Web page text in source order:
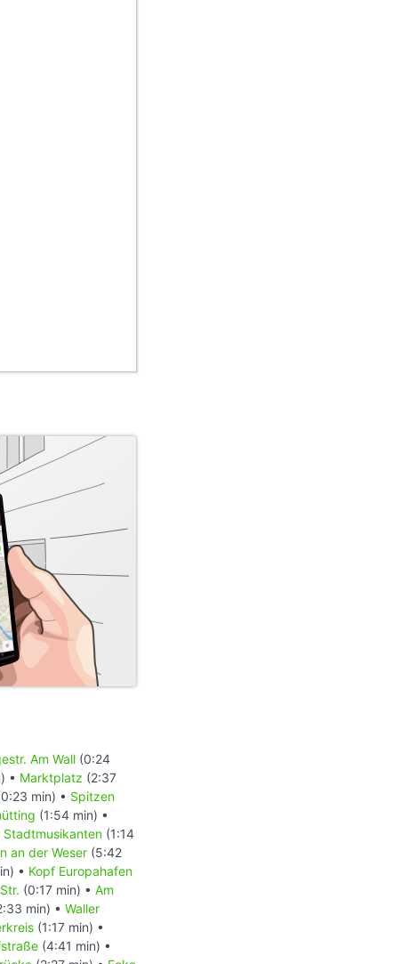
Am Wall (0:24
• Marktplatz (2:37
min) • Spitzen
(1:54 min) •
Stadtmusikanten (1:14
an der Weser (5:42
• Kopf Europahafen
(0:17 min) • Am
min) • Waller
(1:17 min) •
(4:41 min) •